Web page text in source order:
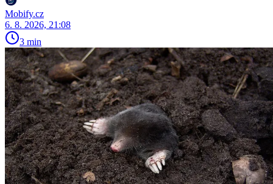
Mobify.cz
6. 8. 2026, 21:08
3 min